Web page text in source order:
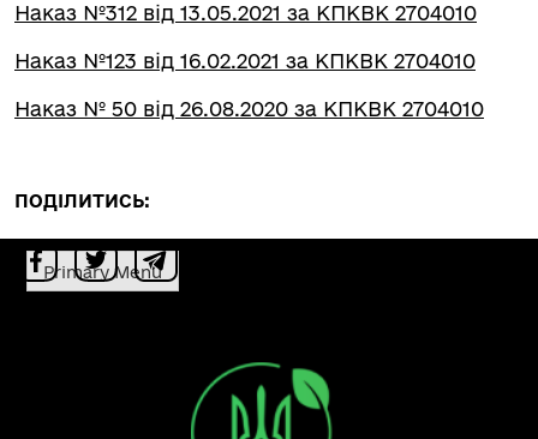
Наказ №312 від 13.05.2021 за КПКВК 2704010
Наказ №123 від 16.02.2021 за КПКВК 2704010
Наказ № 50 від 26.08.2020 за КПКВК 2704010
ПОДІЛИТИСЬ:
Primary Menu